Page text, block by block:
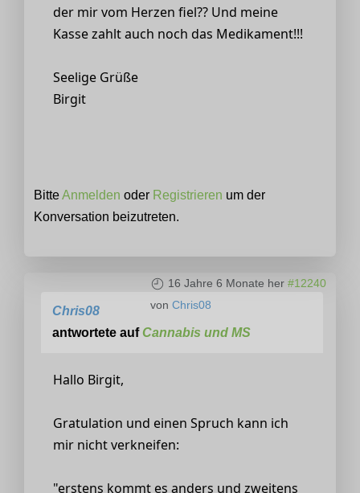
der mir vom Herzen fiel?? Und meine
Kasse zahlt auch noch das Medikament!!!
Seelige Grüße
Birgit
BitteAnmelden oder Registrieren um der
Konversation beizutreten.
16 Jahre 6 Monate her #12240
von Chris08
Chris08
antwortete aufCannabis und MS
Hallo Birgit,
Gratulation und einen Spruch kann ich
mir nicht verkneifen:
"erstens kommt es anders und zweitens